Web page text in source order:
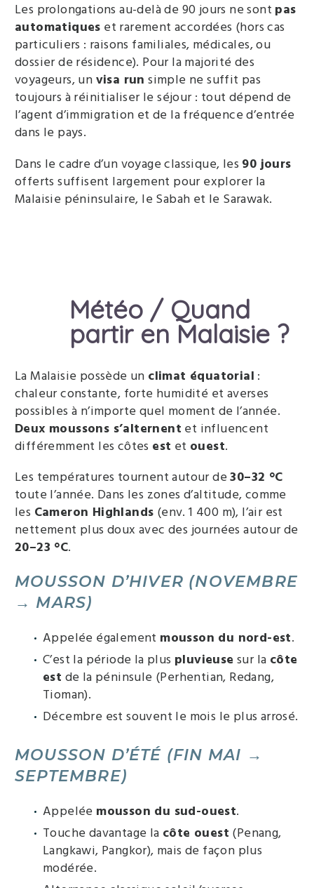
Les prolongations au-delà de 90 jours ne sont pas
automatiques et rarement accordées (hors cas
particuliers : raisons familiales, médicales, ou
dossier de résidence). Pour la majorité des
voyageurs, un visa run simple ne suffit pas
toujours à réinitialiser le séjour : tout dépend de
l’agent d’immigration et de la fréquence d’entrée
dans le pays.
Dans le cadre d’un voyage classique, les 90 jours
offerts suffisent largement pour explorer la
Malaisie péninsulaire, le Sabah et le Sarawak.
Météo / Quand
partir en Malaisie ?
La Malaisie possède un climat équatorial :
chaleur constante, forte humidité et averses
possibles à n’importe quel moment de l’année.
Deux moussons s’alternent et influencent
différemment les côtes est et ouest.
Les températures tournent autour de30–32 °C
toute l’année. Dans les zones d’altitude, comme
les Cameron Highlands (env. 1 400 m), l’air est
nettement plus doux avec des journées autour de
20–23 °C.
MOUSSON D’HIVER (NOVEMBRE
→ MARS)
Appelée également mousson du nord-est.
C’est la période la plus pluvieuse sur la côte
est de la péninsule (Perhentian, Redang,
Tioman).
Décembre est souvent le mois le plus arrosé.
MOUSSON D’ÉTÉ (FIN MAI →
SEPTEMBRE)
Appelée mousson du sud-ouest.
Touche davantage la côte ouest (Penang,
Langkawi, Pangkor), mais de façon plus
modérée.